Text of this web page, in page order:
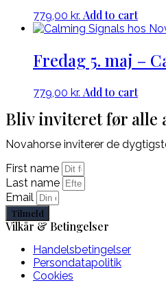
779,00 kr. Add to cart
Fredag 5. maj –
779,00 kr. Add to cart
Bliv inviteret før alle
Novahorse inviterer de
First name
Last name
Email
Tilmeld
Vilkår & Betingelser
Handelsbetingelser
Persondatapolitik
Cookies